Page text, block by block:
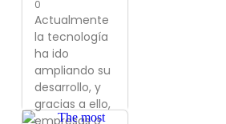
0
Actualmente
la tecnología
ha ido
ampliando su
desarrollo, y
gracias a ello,
empresas o